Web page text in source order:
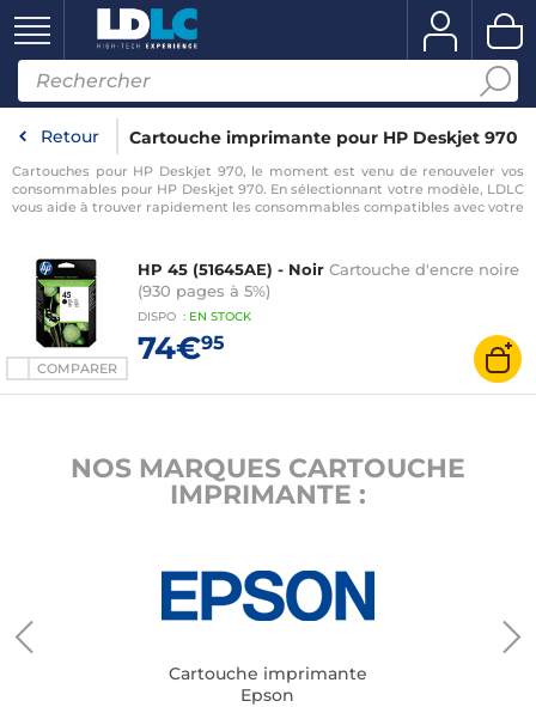
Retour Cartouche imprimante pour HP Deskjet 970
Cartouches pour HP Deskjet 970, le moment est venu de renouveler vos
consommables pour HP Deskjet 970. En sélectionnant votre modèle, LDLC
vous aide à trouver rapidement les consommables compatibles avec votre
COMPARER
HP 45 (51645AE) - Noir Cartouche d'encre noire
(930 pages à 5%)
DISPO : EN STOCK
74€95
NOS MARQUES CARTOUCHE
IMPRIMANTE :
Cartouche imprimante
Epson